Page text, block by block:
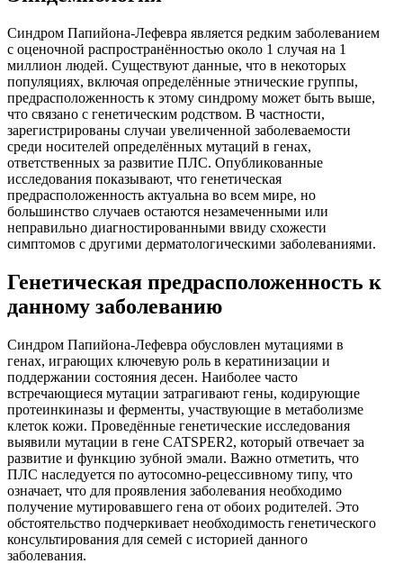
Синдром Папийона-Лефевра является редким заболеванием
с оценочной распространённостью около 1 случая на 1
миллион людей. Существуют данные, что в некоторых
популяциях, включая определённые этнические группы,
предрасположенность к этому синдрому может быть выше,
что связано с генетическим родством. В частности,
зарегистрированы случаи увеличенной заболеваемости
среди носителей определённых мутаций в генах,
ответственных за развитие ПЛС. Опубликованные
исследования показывают, что генетическая
предрасположенность актуальна во всем мире, но
большинство случаев остаются незамеченными или
неправильно диагностированными ввиду схожести
симптомов с другими дерматологическими заболеваниями.
Генетическая предрасположенность к
данному заболеванию
Синдром Папийона-Лефевра обусловлен мутациями в
генах, играющих ключевую роль в кератинизации и
поддержании состояния десен. Наиболее часто
встречающиеся мутации затрагивают гены, кодирующие
протеинкиназы и ферменты, участвующие в метаболизме
клеток кожи. Проведённые генетические исследования
выявили мутации в гене CATSPER2, который отвечает за
развитие и функцию зубной эмали. Важно отметить, что
ПЛС наследуется по аутосомно-рецессивному типу, что
означает, что для проявления заболевания необходимо
получение мутировавшего гена от обоих родителей. Это
обстоятельство подчеркивает необходимость генетического
консультирования для семей с историей данного
заболевания.